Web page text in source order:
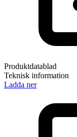
Produktdatablad
Teknisk information
Ladda ner